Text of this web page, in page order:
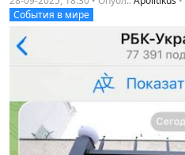
События в мире